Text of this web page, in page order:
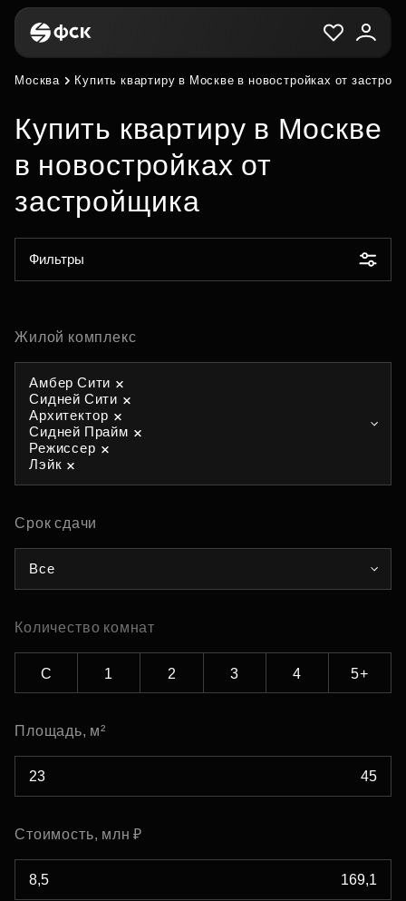
Москва Купить квартиру в Москве в новостройках от
Купить квартиру в Москве
в новостройках от
застройщика
Фильтры
Жилой комплекс
Амбер Сити
Сидней Сити
Архитектор
Сидней Прайм
Режиссер
Лэйк
Срок сдачи
Все
Количество комнат
С 1 2 3 4 5+
Площадь, м²
Стоимость, млн ₽